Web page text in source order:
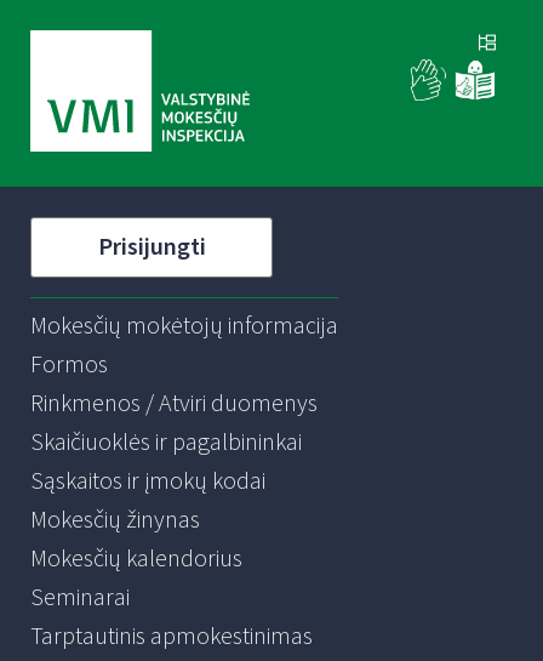
Prisijungti
Mokesčių mokėtojų informacija
Formos
Rinkmenos / Atviri duomenys
Skaičiuoklės ir pagalbininkai
Sąskaitos ir įmokų kodai
Mokesčių žinynas
Mokesčių kalendorius
Seminarai
Tarptautinis apmokestinimas